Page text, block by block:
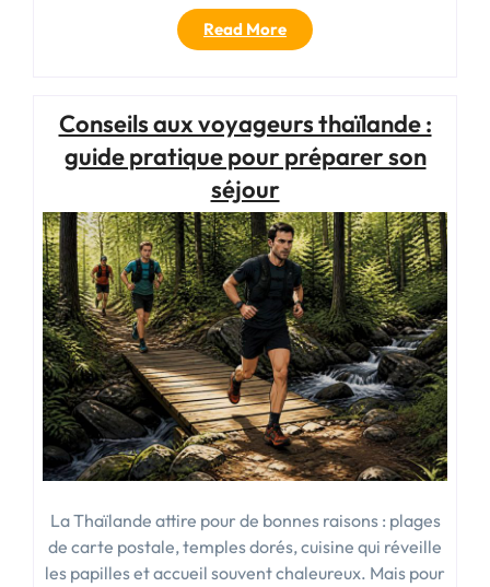
Read More« Randonnées
en
itinéraires,
refuges
et
pour
un
séjour
réussi »
Conseils aux voyageurs thaïlande :
guide pratique pour préparer son
séjour
La Thaïlande attire pour de bonnes raisons : plages
de carte postale, temples dorés, cuisine qui réveille
les papilles et accueil souvent chaleureux. Mais pour